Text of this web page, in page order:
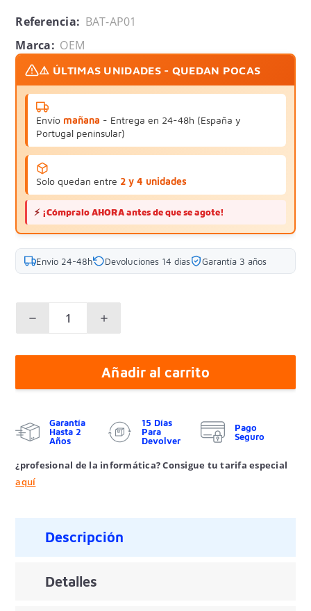
Referencia: BAT-AP01
Marca: OEM
⚠️ ÚLTIMAS UNIDADES - QUEDAN POCAS
Envío mañana - Entrega en 24-48h (España y
Portugal peninsular)
Solo quedan entre 2 y 4 unidades
⚡ ¡Cómpralo AHORA antes de que se agote!
Envío 24-48h Devoluciones 14 días Garantía 3 años
Añadir al carrito
Garantía
Hasta 2
Años
15 Días
Para
Devolver
Pago
Seguro
¿profesional de la informática? Consigue tu tarifa especial
aquí
Descripción
Detalles